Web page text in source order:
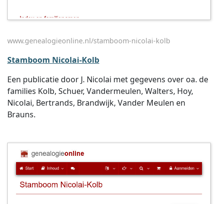
www.genealogieonline.nl/stamboom-nicolai-kolb
Stamboom Nicolai-Kolb
Een publicatie door J. Nicolai met gegevens over oa. de
families Kolb, Schuer, Vandermeulen, Walters, Hoy,
Nicolai, Bertrands, Brandwijk, Vander Meulen en
Brauns.